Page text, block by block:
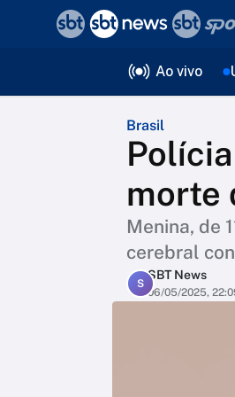
Ao vivo
Brasil
morte
Menina, de
cerebral
S
SBT News
06/05/2025,
voltar
Editorias